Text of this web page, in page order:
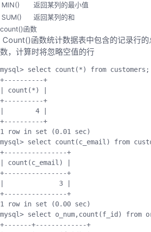
MIN()
返回某列的最小值
SUM()
返回某列的和
count()函数
Count()函数统计数据表中包含的记录行
数，计算时将忽略空值的行
mysql> select count (*) from customers ;
+-- -- -- -- --+
count (*)
+-- -- -- -- --+
4
+-- -- -- -- --+
1
row in set (0.01 sec)
mysql> select count (c_email ) from
+-- -- -- -- -- -- -- --+
count (c_email )
+-- -- -- -- -- -- -- --+
3
+-- -- -- -- -- -- -- --+
1
row in set (0.00 sec)
mysql> select o_num,count (f_id ) from
+-- -- -- -+-- -- -- -- -- -- -+